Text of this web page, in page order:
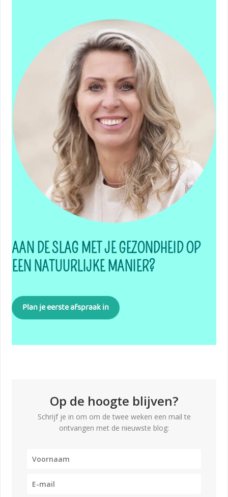
AAN DE SLAG MET JE GEZONDHEID OP
EEN NATUURLIJKE MANIER?
Plan je eerste afspraak in
Op de hoogte blijven?
Schrijf je in om om de twee weken een mail te
ontvangen met de nieuwste blog: